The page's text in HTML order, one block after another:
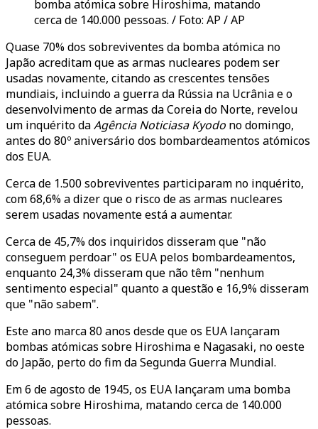
bomba atómica sobre Hiroshima, matando
cerca de 140.000 pessoas. / Foto: AP / AP
Quase 70% dos sobreviventes da bomba atómica no
Japão acreditam que as armas nucleares podem ser
usadas novamente, citando as crescentes tensões
mundiais, incluindo a guerra da Rússia na Ucrânia e o
desenvolvimento de armas da Coreia do Norte, revelou
um inquérito daAgência Noticiasa Kyodo no domingo,
antes do 80º aniversário dos bombardeamentos atómicos
dos EUA.
Cerca de 1.500 sobreviventes participaram no inquérito,
com 68,6% a dizer que o risco de as armas nucleares
serem usadas novamente está a aumentar.
Cerca de 45,7% dos inquiridos disseram que "não
conseguem perdoar" os EUA pelos bombardeamentos,
enquanto 24,3% disseram que não têm "nenhum
sentimento especial" quanto a questão e 16,9% disseram
que "não sabem".
Este ano marca 80 anos desde que os EUA lançaram
bombas atómicas sobre Hiroshima e Nagasaki, no oeste
do Japão, perto do fim da Segunda Guerra Mundial.
Em 6 de agosto de 1945, os EUA lançaram uma bomba
atómica sobre Hiroshima, matando cerca de 140.000
pessoas.